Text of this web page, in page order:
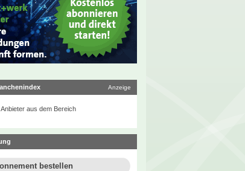
Anzeige
aus dem Bereich
bestellen